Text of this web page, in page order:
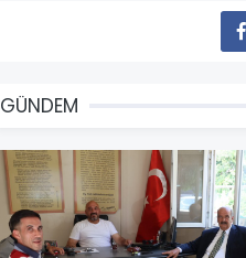
GÜNDEM